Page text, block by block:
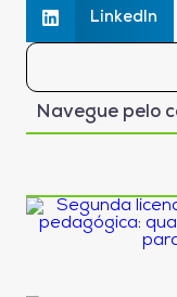
LinkedIn
Navegue pelo